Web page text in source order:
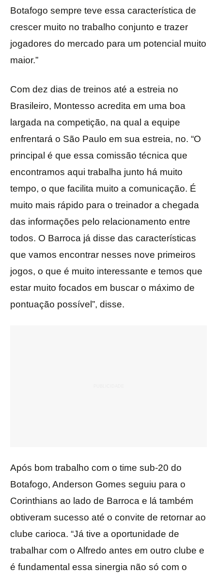
Botafogo sempre teve essa característica de
crescer muito no trabalho conjunto e trazer
jogadores do mercado para um potencial muito
maior.”
Com dez dias de treinos até a estreia no
Brasileiro, Montesso acredita em uma boa
largada na competição, na qual a equipe
enfrentará o São Paulo em sua estreia, no. “O
principal é que essa comissão técnica que
encontramos aqui trabalha junto há muito
tempo, o que facilita muito a comunicação. É
muito mais rápido para o treinador a chegada
das informações pelo relacionamento entre
todos. O Barroca já disse das características
que vamos encontrar nesses nove primeiros
jogos, o que é muito interessante e temos que
estar muito focados em buscar o máximo de
pontuação possível”, disse.
Após bom trabalho com o time sub-20 do
Botafogo, Anderson Gomes seguiu para o
Corinthians ao lado de Barroca e lá também
obtiveram sucesso até o convite de retornar ao
clube carioca. “Já tive a oportunidade de
trabalhar com o Alfredo antes em outro clube e
é fundamental essa sinergia não só com o